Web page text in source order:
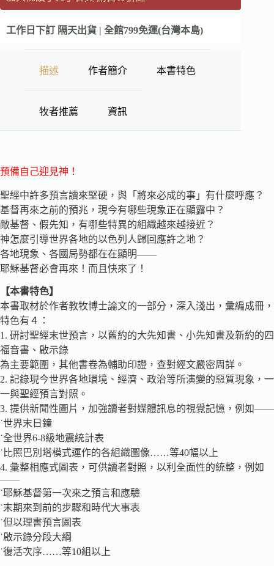
工作日下訂 隔天出貨 | 全館799免運(台灣本島)
描述 作者簡介 本書特色
牧者推薦 資訊
預備自己迎見神！
聖經中許多預言讀來堅硬，與「將來必成的事」有什麼呼應？
基督再來之前的預兆，現今有哪些現象正在顯露中？
敵基督、假先知，有哪些特異的組織越來越接近？
神怎麼引導世界各地的以色列人歸回應許之地？
各地現象、各國局勢都在在顯明——
耶穌基督必會再來！而且快來了！
【本書特色】
本書取材於作者教牧博士論文的一部分，深入淺出，彙編成冊，
特色有４：
1. 研討聖經末世預言，以舊約的大先知書、小先知書及新約的四
福音書、啟示錄
為主要範圍，其他書卷為輔助印證，查對經文嚴密周詳。
2. 記錄現今世界各地環境、經濟、政治等所演變的惡質現象，一
一與聖經預言對照。
3. 提供新聞性圖片，加強讀者對媒體訊息的視覺記憶，例如——
˙世界末日鐘
˙全世界6-8級地震統計表
˙比照巴別塔模式運作的各組織圖像……等40幅以上
4. 彙整相應式圖表，可供讀者對照，以利全面性的統整，例如
——
˙耶穌基督第一次來之預言和應驗
˙末期來到前的步驟和時代大事表
˙但以理書預言圖表
˙啟示錄分段大綱
˙復活次序……等10組以上